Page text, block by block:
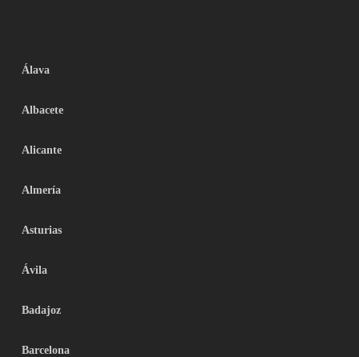
Álava
Albacete
Alicante
Almería
Asturias
Ávila
Badajoz
Barcelona